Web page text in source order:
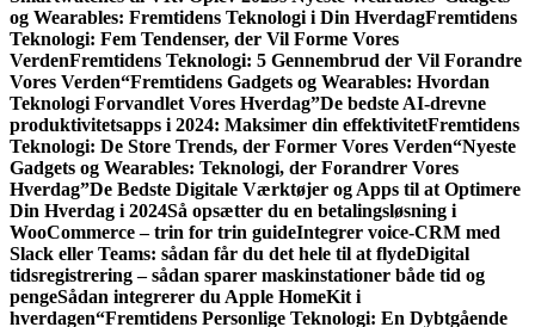
og Wearables: Fremtidens Teknologi i Din HverdagFremtidens
Teknologi: Fem Tendenser, der Vil Forme Vores
VerdenFremtidens Teknologi: 5 Gennembrud der Vil Forandre
Vores Verden“Fremtidens Gadgets og Wearables: Hvordan
Teknologi Forvandlet Vores Hverdag”De bedste AI-drevne
produktivitetsapps i 2024: Maksimer din effektivitetFremtidens
Teknologi: De Store Trends, der Former Vores Verden“Nyeste
Gadgets og Wearables: Teknologi, der Forandrer Vores
Hverdag”De Bedste Digitale Værktøjer og Apps til at Optimere
Din Hverdag i 2024Så opsætter du en betalingsløsning i
WooCommerce – trin for trin guideIntegrer voice-CRM med
Slack eller Teams: sådan får du det hele til at flydeDigital
tidsregistrering – sådan sparer maskinstationer både tid og
pengeSådan integrerer du Apple HomeKit i
hverdagen“Fremtidens Personlige Teknologi: En Dybtgående